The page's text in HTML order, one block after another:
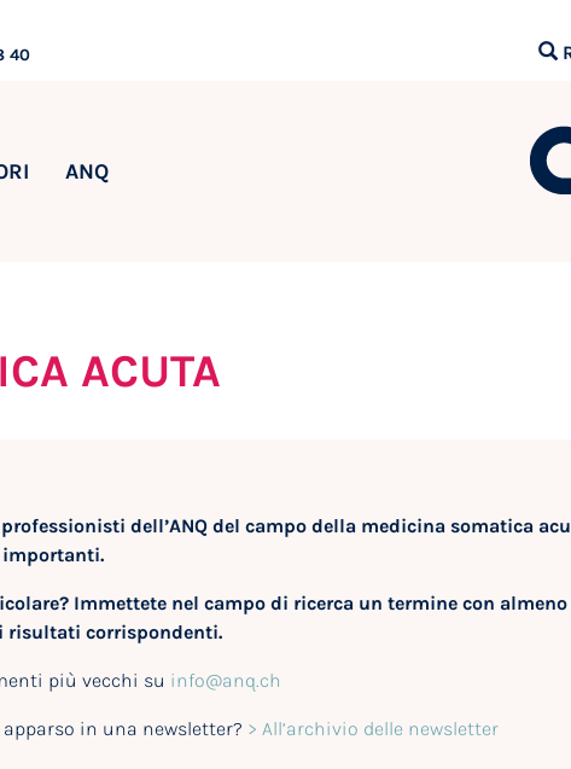
40
ANQ
ACUTA
professionisti dell’ANQ del campo della medicina somatica
Immettete nel campo di ricerca un termine con
risultati corrispondenti.
più vecchi su info@anq.ch
in una newsletter? > All’archivio delle newsletter